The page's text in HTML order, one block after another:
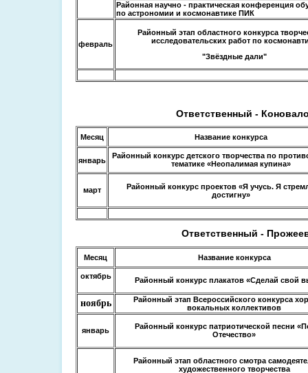
Районная научно - практическая конференция
по астрономии и космонавтике ПИК
февраль
Районный этап областного конкурса
исследовательских работ по
"Звёздные дали"
Ответственный -
Месяц Название конкурса
январь
Районный конкурс детского творчества по
тематике «Неопалимая купина»
март
Районный конкурс проектов «Я учусь. Я
достигну»
Ответственный -
Месяц Название конкурса
октябрь
Районный конкурс плакатов «Сделай свой
ноябрь
Районный этап Всероссийского конкурса
вокальных коллективов
январь
Районный конкурс патриотической песни
Отечество»
Районный этап областного смотра
художественного творчества